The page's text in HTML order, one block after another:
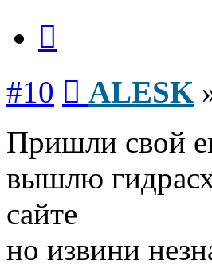
#10 ALESK
Пришли свой
вышлю
сайте
но извини